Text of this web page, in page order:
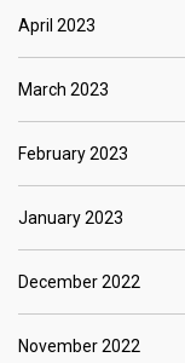
April 2023
March 2023
February 2023
January 2023
December 2022
November 2022